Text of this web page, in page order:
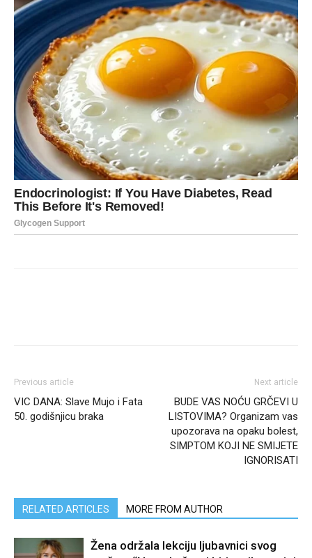
Previous article
VIC DANA: Slave Mujo i Fata
50. godišnjicu braka
Next article
BUDE VAS NOĆU GRČEVI U
LISTOVIMA? Organizam vas
upozorava na opaku bolest,
SIMPTOM KOJI NE SMIJETE
IGNORISATI
RELATED ARTICLES MORE FROM AUTHOR
Žena održala lekciju ljubavnici svog